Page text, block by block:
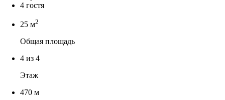
4 гостя
25 м2
Общая площадь
4 из 4
Этаж
470 м